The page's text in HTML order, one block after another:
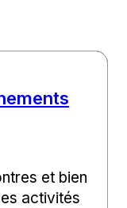
et bien
activités